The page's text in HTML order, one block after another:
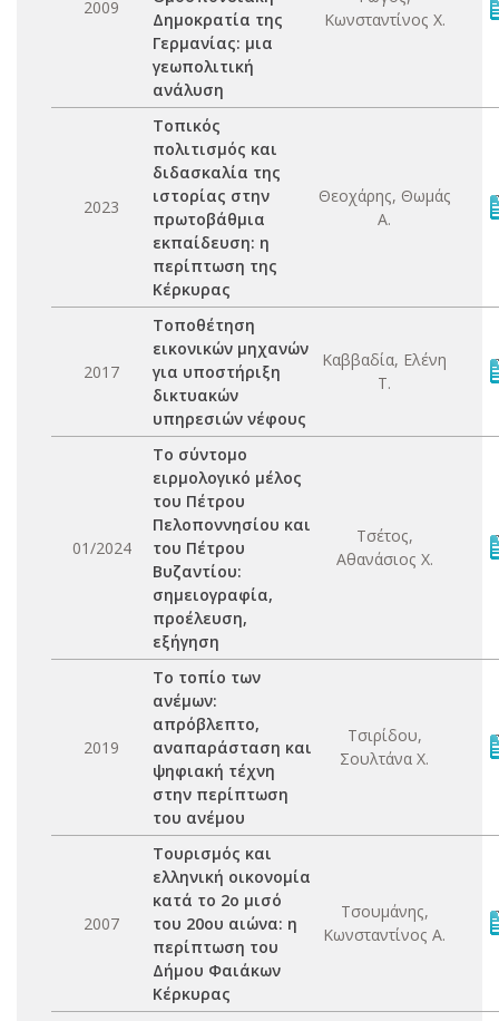
2009
Δημοκρατία της
Γερμανίας: μια
γεωπολιτική
ανάλυση
Κωνσταντίνος Χ.
2023
Τοπικός
πολιτισμός και
διδασκαλία της
ιστορίας στην
πρωτοβάθμια
εκπαίδευση: η
περίπτωση της
Κέρκυρας
Θεοχάρης, Θωμάς
Α.
2017
Τοποθέτηση
εικονικών μηχανών
για υποστήριξη
δικτυακών
υπηρεσιών νέφους
Καββαδία, Ελένη
Τ.
01/2024
Το σύντομο
ειρμολογικό μέλος
του Πέτρου
Πελοποννησίου και
του Πέτρου
Βυζαντίου:
σημειογραφία,
προέλευση,
εξήγηση
Τσέτος,
Αθανάσιος Χ.
2019
Το τοπίο των
ανέμων:
απρόβλεπτο,
αναπαράσταση και
ψηφιακή τέχνη
στην περίπτωση
του ανέμου
Τσιρίδου,
Σουλτάνα Χ.
2007
Τουρισμός και
ελληνική οικονομία
κατά το 2ο μισό
του 20ου αιώνα: η
περίπτωση του
Δήμου Φαιάκων
Κέρκυρας
Τσουμάνης,
Κωνσταντίνος Α.